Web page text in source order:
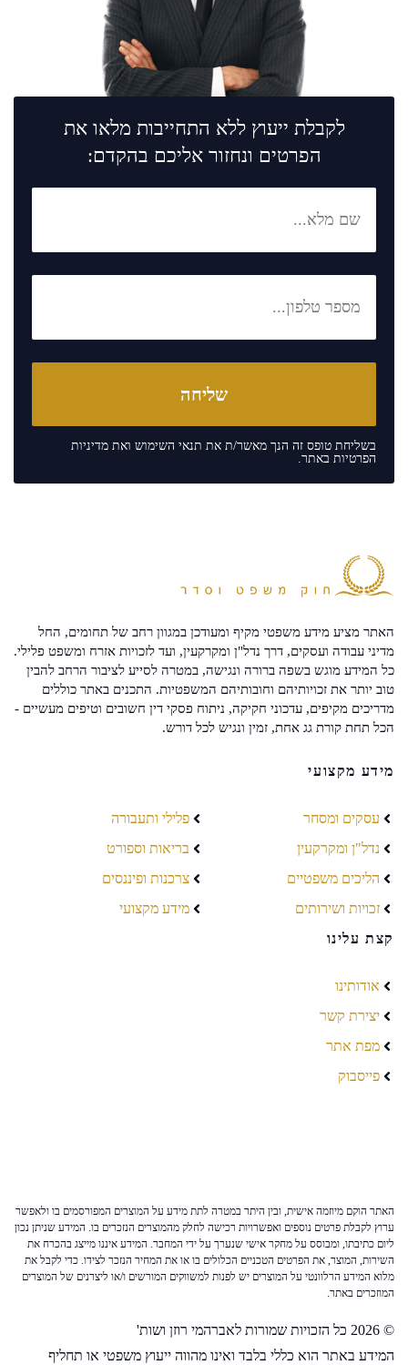
לקבלת ייעוץ ללא התחייבות מלאו את
הפרטים ונחזור אליכם בהקדם:
בשליחת טופס זה הנך מאשר/ת את תנאי השימוש ואת מדיניות
הפרטיות באתר.
האתר מציע מידע משפטי מקיף ומעודכן במגוון רחב של תחומים, החל
מדיני עבודה ועסקים, דרך נדל"ן ומקרקעין, ועד לזכויות אזרח ומשפט פלילי.
כל המידע מוגש בשפה ברורה ונגישה, במטרה לסייע לציבור הרחב להבין
טוב יותר את זכויותיהם וחובותיהם המשפטיות. התכנים באתר כוללים
מדריכים מקיפים, עדכוני חקיקה, ניתוח פסקי דין חשובים וטיפים מעשיים -
הכל תחת קורת גג אחת, זמין ונגיש לכל דורש.
מידע מקצועי
עסקים ומסחר
נדל"ן ומקרקעין
הליכים משפטיים
זכויות ושירותים
פלילי ותעבורה
בריאות וספורט
צרכנות ופיננסים
מידע מקצועי
קצת עלינו
אודותינו
יצירת קשר
מפת אתר
פייסבוק
האתר הוקם מיוזמה אישית, ובין היתר במטרה לתת מידע על המוצרים המפורסמים בו ולאפשר
ערוץ לקבלת פרטים נוספים ואפשרויות רכישה לחלק מהמוצרים הנזכרים בו. המידע שניתן נכון
ליום כתיבתו, ומבוסס על מחקר אישי שנערך על ידי המחבר. המידע איננו מייצג בהכרח את
השירות, המוצר, את הפרטים הטכניים הכלולים בו או את המחיר הנזכר לצידו. כדי לקבל את
מלוא המידע הרלוונטי על המוצרים יש לפנות למשווקים המורשים ו/או ליצרנים של המוצרים
המוזכרים באתר.
© 2026 כל הזכויות שמורות לאברהמי רוזן ושות'
המידע באתר הוא כללי בלבד ואינו מהווה ייעוץ משפטי או תחליף